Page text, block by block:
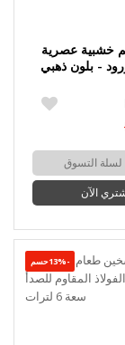
خشبية عصرية
- بلون ذهبي
التسوق
الآن
-13%حسم